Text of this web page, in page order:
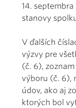
14.
stanovy
V ďalších
výzvy pre
(č. 6),
výboru (č. 6),
údov, ako aj
ktorých bol